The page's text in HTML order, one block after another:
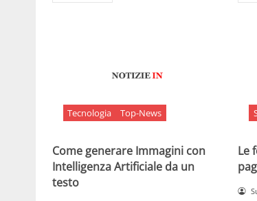
Tecnologia Top-News
Come generare Immagini con
Intelligenza Artificiale da un
testo
Le